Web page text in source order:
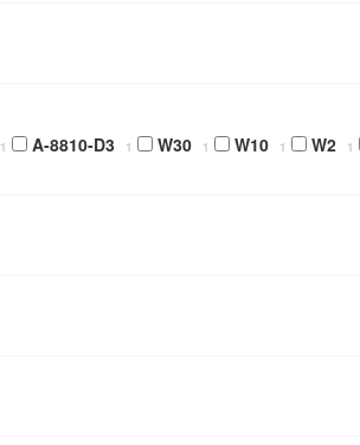
1 A-8810-D3 1 W30 1 W10 1 W2 1